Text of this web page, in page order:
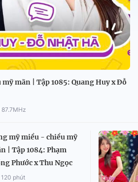
mãn | Tập 1085: Quang Huy x Đỗ
87.7MHz
mỹ miều - chiều mỹ
| Tập 1084: Phạm
Phước x Thu Ngọc
120 phút